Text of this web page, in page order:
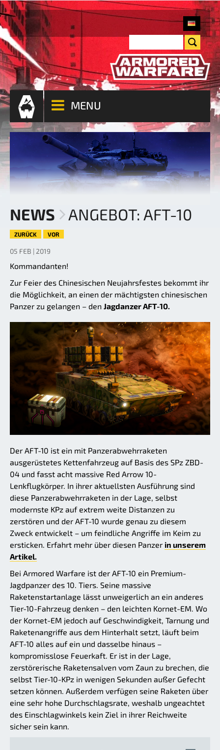
MENU
NEWS ANGEBOT: AFT-10
ZURÜCK VOR
05 FEB | 2019
Kommandanten!
Zur Feier des Chinesischen Neujahrsfestes bekommt ihr
die Möglichkeit, an einen der mächtigsten chinesischen
Panzer zu gelangen – den Jagdanzer AFT-10.
Der AFT-10 ist ein mit Panzerabwehrraketen
ausgerüstetes Kettenfahrzeug auf Basis des SPz ZBD-
04 und fasst acht massive Red Arrow 10-
Lenkflugkörper. In ihrer aktuellsten Ausführung sind
diese Panzerabwehrraketen in der Lage, selbst
modernste KPz auf extrem weite Distanzen zu
zerstören und der AFT-10 wurde genau zu diesem
Zweck entwickelt – um feindliche Angriffe im Keim zu
ersticken. Erfahrt mehr über diesen Panzer in unserem
Artikel.
Bei Armored Warfare ist der AFT-10 ein Premium-
Jagdpanzer des 10. Tiers. Seine massive
Raketenstartanlage lässt unweigerlich an ein anderes
Tier-10-Fahrzeug denken – den leichten Kornet-EM. Wo
der Kornet-EM jedoch auf Geschwindigkeit, Tarnung und
Raketenangriffe aus dem Hinterhalt setzt, läuft beim
AFT-10 alles auf ein und dasselbe hinaus –
kompromisslose Feuerkaft. Er ist in der Lage,
zerstörerische Raketensalven vom Zaun zu brechen, die
selbst Tier-10-KPz in wenigen Sekunden außer Gefecht
setzen können. Außerdem verfügen seine Raketen über
eine sehr hohe Durchschlagsrate, weshalb ungeachtet
des Einschlagwinkels kein Ziel in ihrer Reichweite
sicher sein kann.